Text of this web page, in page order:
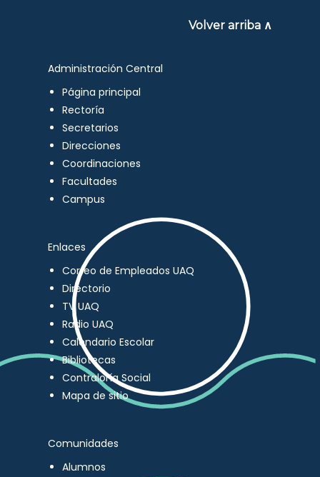
Volver arriba ∧
Administración Central
Página principal
Rectoría
Secretarios
Direcciones
Coordinaciones
Facultades
Campus
Enlaces
Correo de Empleados UAQ
Directorio
TV UAQ
Radio UAQ
Calendario Escolar
Bibliotecas
Contraloría Social
Mapa de sitio
Comunidades
Alumnos